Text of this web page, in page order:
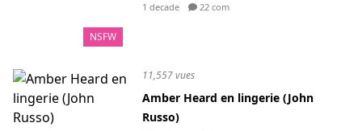
NSFW
1 decade 22 com
11,557 vues
Amber Heard en lingerie (John
Russo)